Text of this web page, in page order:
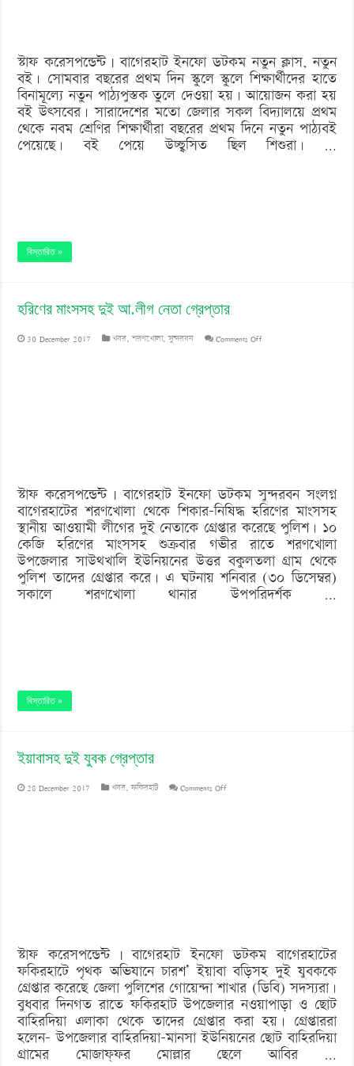
স্টাফ করেসপন্ডেন্ট | বাগেরহাট ইনফো ডটকম নতুন ক্লাস, নতুন
বই। সোমবার বছরের প্রথম দিন স্কুলে স্কুলে শিক্ষার্থীদের হাতে
বিনামূল্যে নতুন পাঠ্যপুস্তক তুলে দেওয়া হয়। আয়োজন করা হয়
বই উৎসবের। সারাদেশের মতো জেলার সকল বিদ্যালয়ে প্রথম
থেকে নবম শ্রেণির শিক্ষার্থীরা বছরের প্রথম দিনে নতুন পাঠ্যবই
পেয়েছে। বই পেয়ে উচ্ছ্বসিত ছিল শিশুরা। …
বিস্তারিত »
হরিণের মাংসসহ দুই আ.লীগ নেতা গ্রেপ্তার
30 December 2017 খবর,শরণখোলা,সুন্দরবন Comments Offon
স্টাফ করেসপন্ডেন্ট | বাগেরহাট ইনফো ডটকম সুন্দরবন সংলগ্ন
বাগেরহাটের শরণখোলা থেকে শিকার-নিষিদ্ধ হরিণের মাংসসহ
স্থানীয় আওয়ামী লীগের দুই নেতাকে গ্রেপ্তার করেছে পুলিশ। ১০
কেজি হরিণের মাংসসহ শুক্রবার গভীর রাতে শরণখোলা
উপজেলার সাউথখালি ইউনিয়নের উত্তর বকুলতলা গ্রাম থেকে
পুলিশ তাদের গ্রেপ্তার করে। এ ঘটনায় শনিবার (৩০ ডিসেম্বর)
সকালে শরণখোলা থানার উপপরিদর্শক …
বিস্তারিত »
ইয়াবাসহ দুই যুবক গ্রেপ্তার
28 December 2017 খবর,ফকিরহাট Comments Offon
স্টাফ করেসপন্ডেন্ট | বাগেরহাট ইনফো ডটকম বাগেরহাটের
ফকিরহাটে পৃথক অভিযানে চারশ’ ইয়াবা বড়িসহ দুই যুবককে
গ্রেপ্তার করেছে জেলা পুলিশের গোয়েন্দা শাখার (ডিবি) সদস্যরা।
বুধবার দিনগত রাতে ফকিরহাট উপজেলার নওয়াপাড়া ও ছোট
বাহিরদিয়া এলাকা থেকে তাদের গ্রেপ্তার করা হয়। গ্রেপ্তাররা
হলেন- উপজেলার বাহিরদিয়া-মানসা ইউনিয়নের ছোট বাহিরদিয়া
গ্রামের মোজাফ্ফর মোল্লার ছেলে আবির …